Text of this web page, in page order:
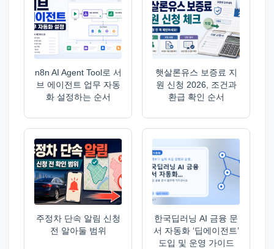
n8n AI Agent Tool로 서
브 에이전트 업무 자동
화 설정하는 순서
햇살론유스 보증료 지
원 신청 2026, 조건과
환급 확인 순서
주정차 단속 알림 신청
전 알아둘 범위
한국딥러닝 AI 금융 문
서 자동화 ‘딥에이전트’
도입 및 운영 가이드